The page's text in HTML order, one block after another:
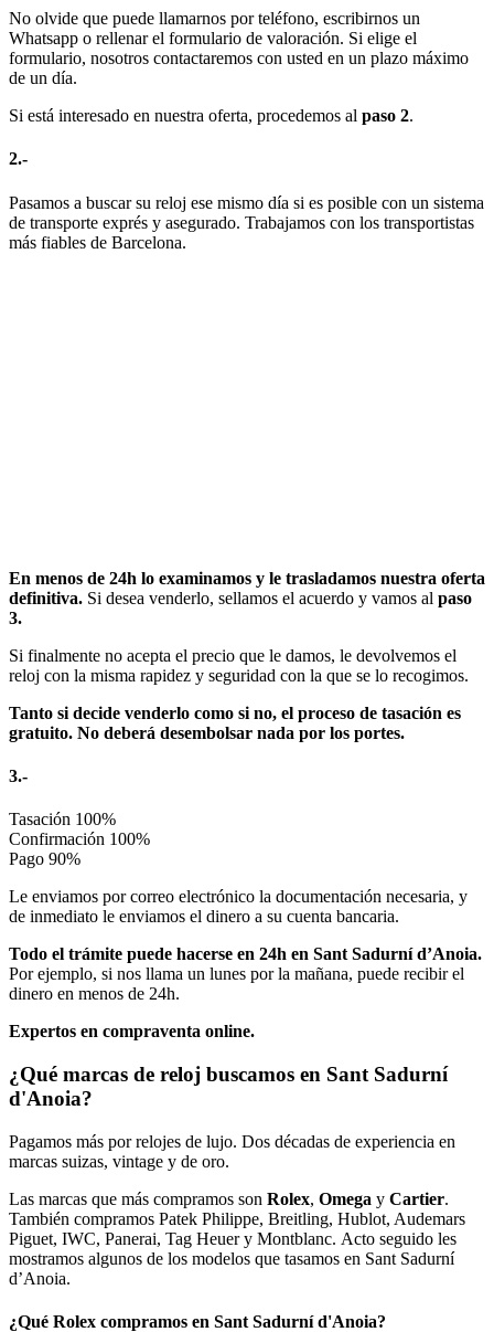
No olvide que puede llamarnos por teléfono, escribirnos un
Whatsapp o rellenar el formulario de valoración. Si elige el
formulario, nosotros contactaremos con usted en un plazo máximo
de un día.
Si está interesado en nuestra oferta, procedemos al paso 2.
2.-
Pasamos a buscar su reloj ese mismo día si es posible con un sistema
de transporte exprés y asegurado. Trabajamos con los transportistas
más fiables de Barcelona.
En menos de 24h lo examinamos y le trasladamos nuestra oferta
definitiva. Si desea venderlo, sellamos el acuerdo y vamos al paso
3.
Si finalmente no acepta el precio que le damos, le devolvemos el
reloj con la misma rapidez y seguridad con la que se lo recogimos.
Tanto si decide venderlo como si no, el proceso de tasación es
gratuito. No deberá desembolsar nada por los portes.
3.-
Tasación 100%
Confirmación 100%
Pago 90%
Le enviamos por correo electrónico la documentación necesaria, y
de inmediato le enviamos el dinero a su cuenta bancaria.
Todo el trámite puede hacerse en 24h en Sant Sadurní d’Anoia.
Por ejemplo, si nos llama un lunes por la mañana, puede recibir el
dinero en menos de 24h.
Expertos en compraventa online.
¿Qué marcas de reloj buscamos en Sant Sadurní
d'Anoia?
Pagamos más por relojes de lujo. Dos décadas de experiencia en
marcas suizas, vintage y de oro.
Las marcas que más compramos son Rolex, Omega y Cartier.
También compramos Patek Philippe, Breitling, Hublot, Audemars
Piguet, IWC, Panerai, Tag Heuer y Montblanc. Acto seguido les
mostramos algunos de los modelos que tasamos en Sant Sadurní
d’Anoia.
¿Qué Rolex compramos en Sant Sadurní d'Anoia?